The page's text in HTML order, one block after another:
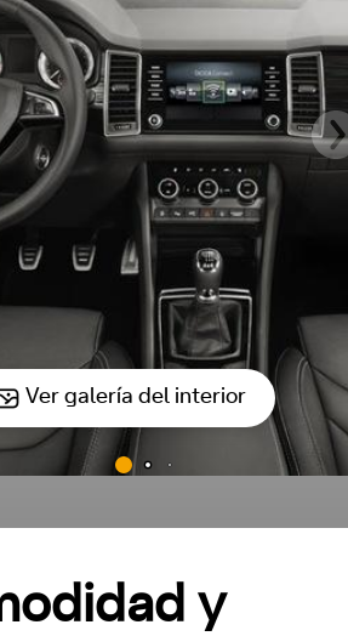
Ver galería del interior
y